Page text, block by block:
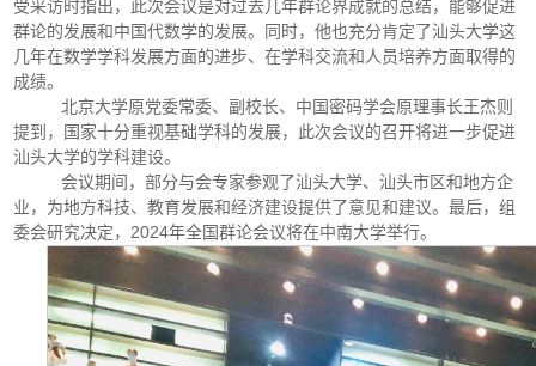
受采访时指出，此次会议是对过去几年群论界成就的总结，能够促进
群论的发展和中国代数学的发展。同时，他也充分肯定了汕头大学这
几年在数学学科发展方面的进步、在学科交流和人员培养方面取得的
成绩。
北京大学原党委常委、副校长、中国密码学会原理事长王杰则
提到，国家十分重视基础学科的发展，此次会议的召开将进一步促进
汕头大学的学科建设。
会议期间，部分与会专家参观了汕头大学、汕头市区和地方企
业，为地方科技、教育发展和经济建设提供了意见和建议。最后，组
委会研究决定，2024年全国群论会议将在中南大学举行。